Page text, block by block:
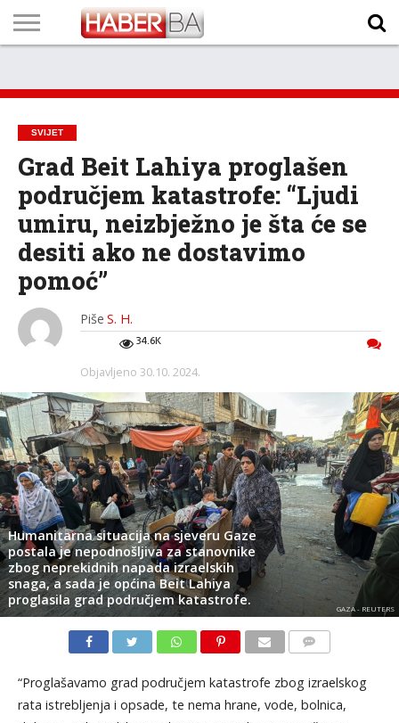
TECH
PROGRAM
PROGNOZA
PUTEVIMA
LISTA
NAMA
SVIJET
Grad Beit Lahiya proglašen
područjem katastrofe: “Ljudi
umiru, neizbježno je šta će se
desiti ako ne dostavimo
pomoć”
Piše S. H.
34.6K
Objavljeno 30.10. 2024.
Humanitarna situacija na sjeveru Gaze
postala je nepodnošljiva za stanovnike
zbog neprekidnih napada izraelskih
snaga, a sada je općina Beit Lahiya
proglasila grad područjem katastrofe.
GAZA - REUTERS
“Proglašavamo grad područjem katastrofe zbog izraelskog
rata istrebljenja i opsade, te nema hrane, vode, bolnica,